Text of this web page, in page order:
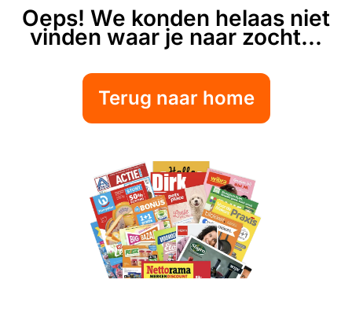
Oeps! We konden helaas niet
vinden waar je naar zocht...
Terug naar home